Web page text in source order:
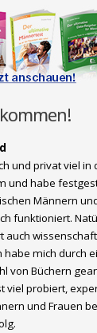
und privat viel in
und habe
Männern
funktioniert.
auch
habe mich durch
von Büchern
viel probiert,
und Frauen